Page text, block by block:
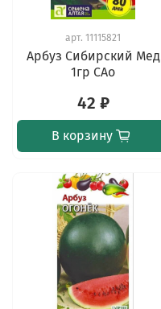
арт. 11115821
Арбуз Сибирский Мед
1гр САо
42 ₽
В корзину